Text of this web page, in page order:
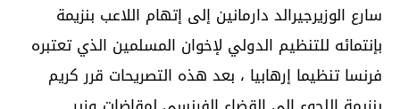
سارع الوزيرجيرالد دارمانين إلى إتهام اللاعب بنزيمة
بإنتمائه للتنظيم الدولي لإخوان المسلمين الذي تعتبره
فرنسا تنظيما إرهابيا ، بعد هذه التصريحات قرر كريم